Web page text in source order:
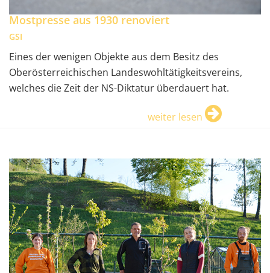
Mostpresse aus 1930 renoviert
GSI
Eines der wenigen Objekte aus dem Besitz des
Oberösterreichischen Landeswohltätigkeitsvereins,
welches die Zeit der NS-Diktatur überdauert hat.
weiter lesen